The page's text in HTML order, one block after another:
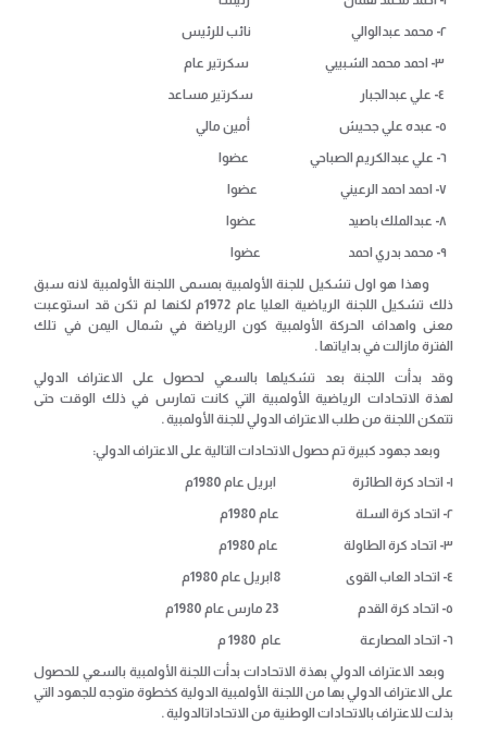
وهذا هو اول تشكيل للجنة الأولمبية بمسمى اللجنة الأولمبية لانه سبق
ذلك تشكيل اللجنة الرياضية العليا عام 1972م لكنها لم تكن قد استوعبت
معنى واهداف الحركة الأولمبية كون الرياضة في شمال اليمن في تلك
الفترة مازالت في بداياتها .
وقد بدأت اللجنة بعد تشكيلها بالسعي لحصول على الاعتراف الدولي
لهذة الاتحادات الرياضية الأولمبية التي كانت تمارس في ذلك الوقتحتى
تتمكن اللجنة من طلب الاعتراف الدولي للجنة الأولمبية.
وبعد جهود كبيرة تم حصول الاتحادات التالية على الاعتراف الدولي:
١- اتحاد كرة الطائرة ابريل عام 1980م
٢- اتحاد كرة السلة عام 1980م
٣- اتحاد كرة الطاولة عام 1980م
٤- اتحاد العاب القوى 8ابريل عام 1980م
٥- اتحاد كرة القدم 23 مارس عام 1980م
٦- اتحاد المصارعة عام 1980 م
وبعد الاعتراف الدولي بهذة الاتحادات بدأت اللجنة الأولمبية بالسعي للحصول
على الاعتراف الدولي بها من اللجنة الأولمبية الدولية كخطوة متوجه للجهود التي
بذلت للاعتراف بالاتحادات الوطنية من الاتحاداتالدولية .